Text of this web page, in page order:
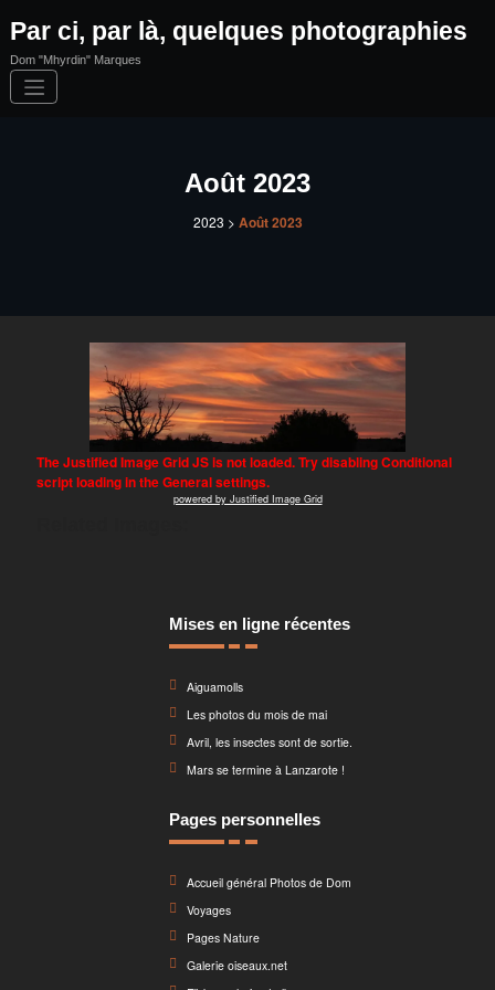
contenu
Par ci, par là, quelques photographies
Dom "Mhyrdin" Marques
Août 2023
2023 > Août 2023
The Justified Image Grid JS is not loaded. Try disabling Conditional
script loading in the General settings.
powered by Justified Image Grid
Mises en ligne récentes
Aiguamolls
Les photos du mois de mai
Avril, les insectes sont de sortie.
Mars se termine à Lanzarote !
Pages personnelles
Accueil général Photos de Dom
Voyages
Pages Nature
Galerie oiseaux.net